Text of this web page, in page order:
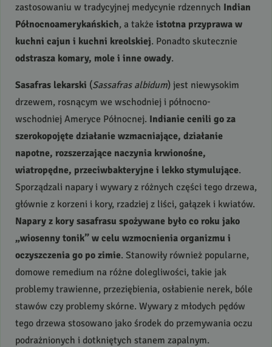
zastosowaniu w tradycyjnej medycynie rdzennych Indian
Północnoamerykańskich, a także istotna przyprawa w
kuchni cajun i kuchni kreolskiej. Ponadto skutecznie
odstrasza komary, mole i inne owady.
Sasafras lekarski (Sassafras albidum) jest niewysokim
drzewem, rosnącym we wschodniej i północno-
wschodniej Ameryce Północnej. Indianie cenili go za
szerokopojęte działanie wzmacniające, działanie
napotne, rozszerzające naczynia krwionośne,
wiatropędne, przeciwbakteryjne i lekko stymulujące.
Sporządzali napary i wywary z różnych części tego drzewa,
głównie z korzeni i kory, rzadziej z liści, gałązek i kwiatów.
Napary z kory sasafrasu spożywane było co roku jako
„wiosenny tonik” w celu wzmocnienia organizmu i
oczyszczenia go po zimie. Stanowiły również popularne,
domowe remedium na różne dolegliwości, takie jak
problemy trawienne, przeziębienia, osłabienie nerek, bóle
stawów czy problemy skórne. Wywary z młodych pędów
tego drzewa stosowano jako środek do przemywania oczu
podrażnionych i dotkniętych stanem zapalnym.